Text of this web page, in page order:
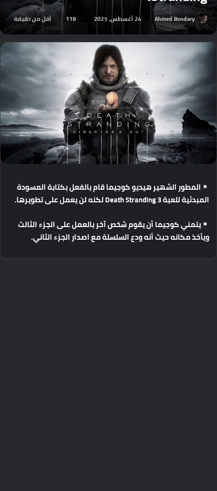
Ahmed Bendary 24 أغسطس، 2025 118 أقل من دقيقة
المطورالشهيرهيديوكوجيماقامبالفعلبكتابةالمسودة
المبدئيةللعبةDeath Stranding 3لكنهلنيعملعلىتطويرها.
يتمنيكوجيماأنيقومشخصآخربالعملعلىالجزءالثالث
ويأخذمكانهحيثأنهودعالسلسلةمعاصدارالجزءالثاني.